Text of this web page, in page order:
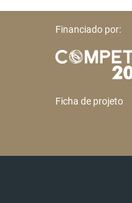
Financiado por:
Ficha de projeto